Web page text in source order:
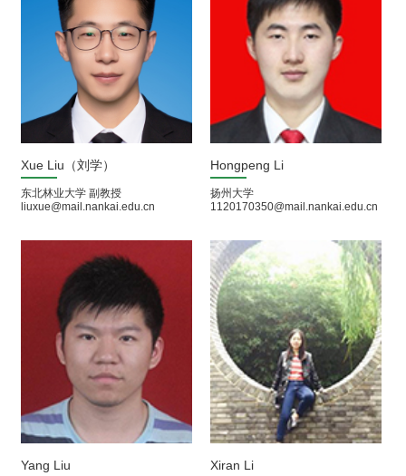
Xue Liu（刘学）
东北林业大学 副教授
liuxue@mail.nankai.edu.cn
Hongpeng Li
扬州大学
1120170350@mail.nankai.edu.cn
Yang Liu Xiran Li